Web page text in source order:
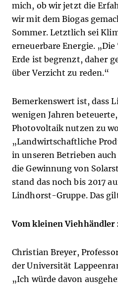
mich, ob wir jetzt die
wir mit dem Biogas
Sommer. Letztlich sei
erneuerbare Energie.
Erde ist begrenzt, daher
über Verzicht zu reden.“
Bemerkenswert ist, dass
wenigen Jahren
Photovoltaik nutzen zu
„Landwirtschaftliche
in unseren Betrieben
die Gewinnung von
stand das noch bis 2017
Lindhorst-Gruppe. Das
Vom kleinen
Christian Breyer,
der Universität
„Ich würde davon